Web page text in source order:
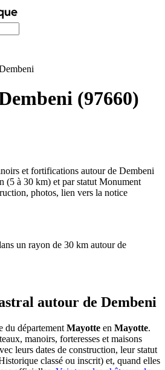
(97660)
s et fortifications autour de Dembeni
(5 à 30 km) et par statut Monument
photos, lien vers la notice
un rayon de 30 km autour de
autour de Dembeni
du département Mayotte en Mayotte.
manoirs, forteresses et maisons
leurs dates de construction, leur statut
classé ou inscrit) et, quand elles